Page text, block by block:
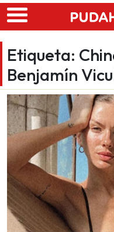
Skip to main content
Etiqueta:
Benjamín